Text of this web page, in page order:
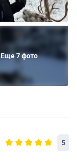
Еще 7 фото
5